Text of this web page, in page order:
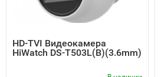
HD-TVI Видеокамера
HiWatch DS-T503L(B)(3.6mm)